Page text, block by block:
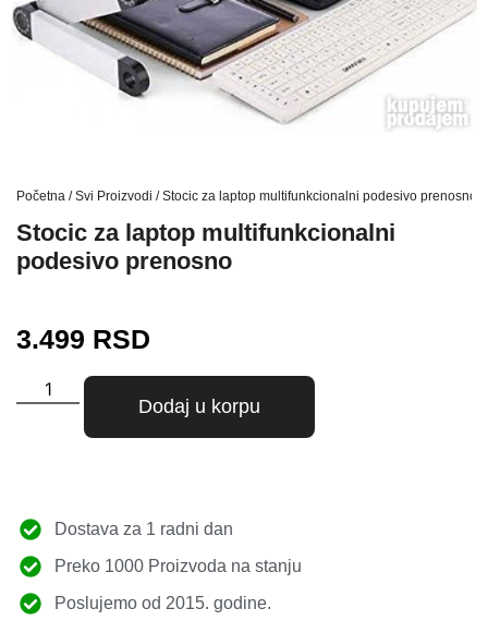
Početna /Svi Proizvodi / Stocic za laptop multifunkcionalni podesivo prenosno
Stocic za laptop multifunkcionalni
podesivo prenosno
3.499 RSD
Dodaj u korpu
Dostava za 1 radni dan
Preko 1000 Proizvoda na stanju
Poslujemo od 2015. godine.